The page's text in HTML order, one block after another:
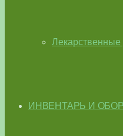
Лекарственные
ИНВЕНТАРЬ И